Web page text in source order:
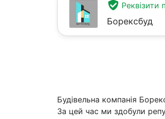
Реквізити
Борексбуд
Будівельна компанія
За цей час ми здобули